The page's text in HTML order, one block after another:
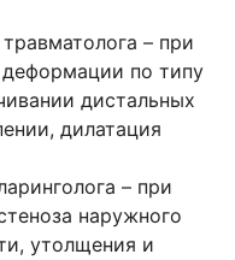
– при
по типу
дистальных
дилатация
– при
наружного
утолщения и